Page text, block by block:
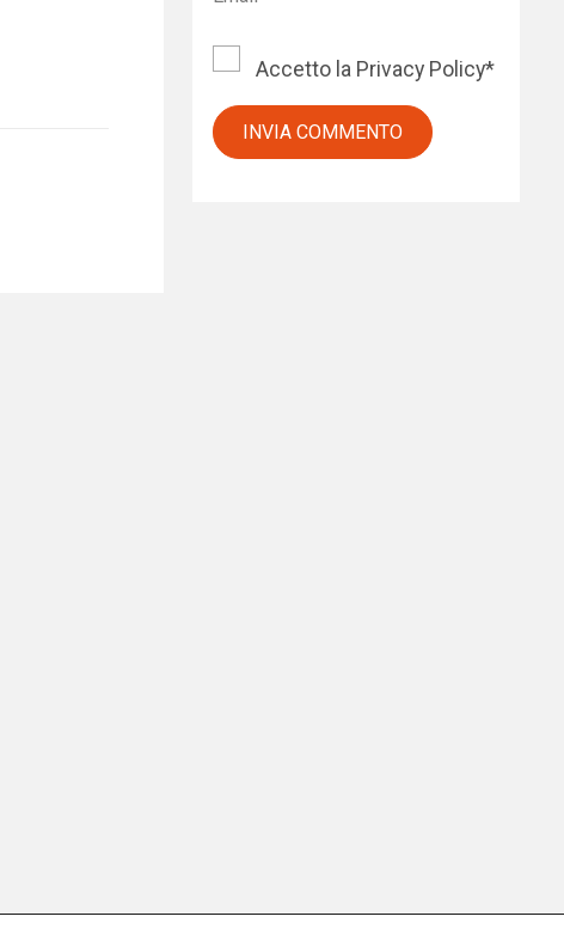
Accetto la Privacy Policy*